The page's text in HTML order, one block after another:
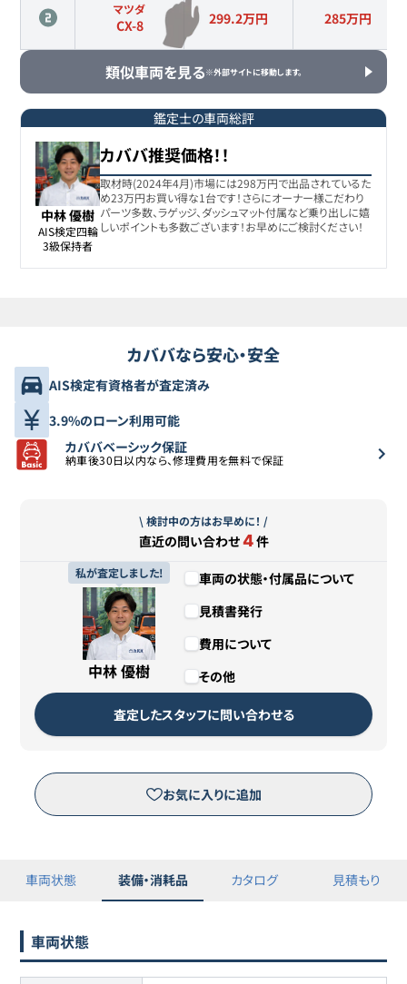
マツダ
CX-8 299.2万円 285万円
類似車両を見る※外部サイトに移動します。
鑑定士の車両総評
中林 優樹
AIS検定四輪
3級保持者
カババ推奨価格！！
取材時(2024年4月)市場には298万円で出品されているた
め23万円お買い得な1台です！さらにオーナー様こだわり
パーツ多数、ラゲッジ、ダッシュマット付属など乗り出しに嬉
しいポイントも多数ございます！お早めにご検討ください！
カババなら安心・安全
AIS検定有資格者が査定済み
3.9%のローン利用可能
カババベーシック保証
納車後30日以内なら、修理費用を無料で保証
\ 検討中の方はお早めに！ /
直近の問い合わせ4件
私が査定しました!
中林 優樹
車両の状態・付属品について
見積書発行
費用について
その他
査定したスタッフに問い合わせる
お気に入りに追加
車両状態 装備・消耗品 カタログ 見積もり
車両状態